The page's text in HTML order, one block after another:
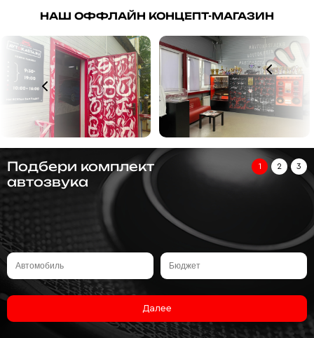
НАШ ОФФЛАЙН КОНЦЕПТ-МАГАЗИН
Подбери комплект
автозвука
1 2 3
Далее